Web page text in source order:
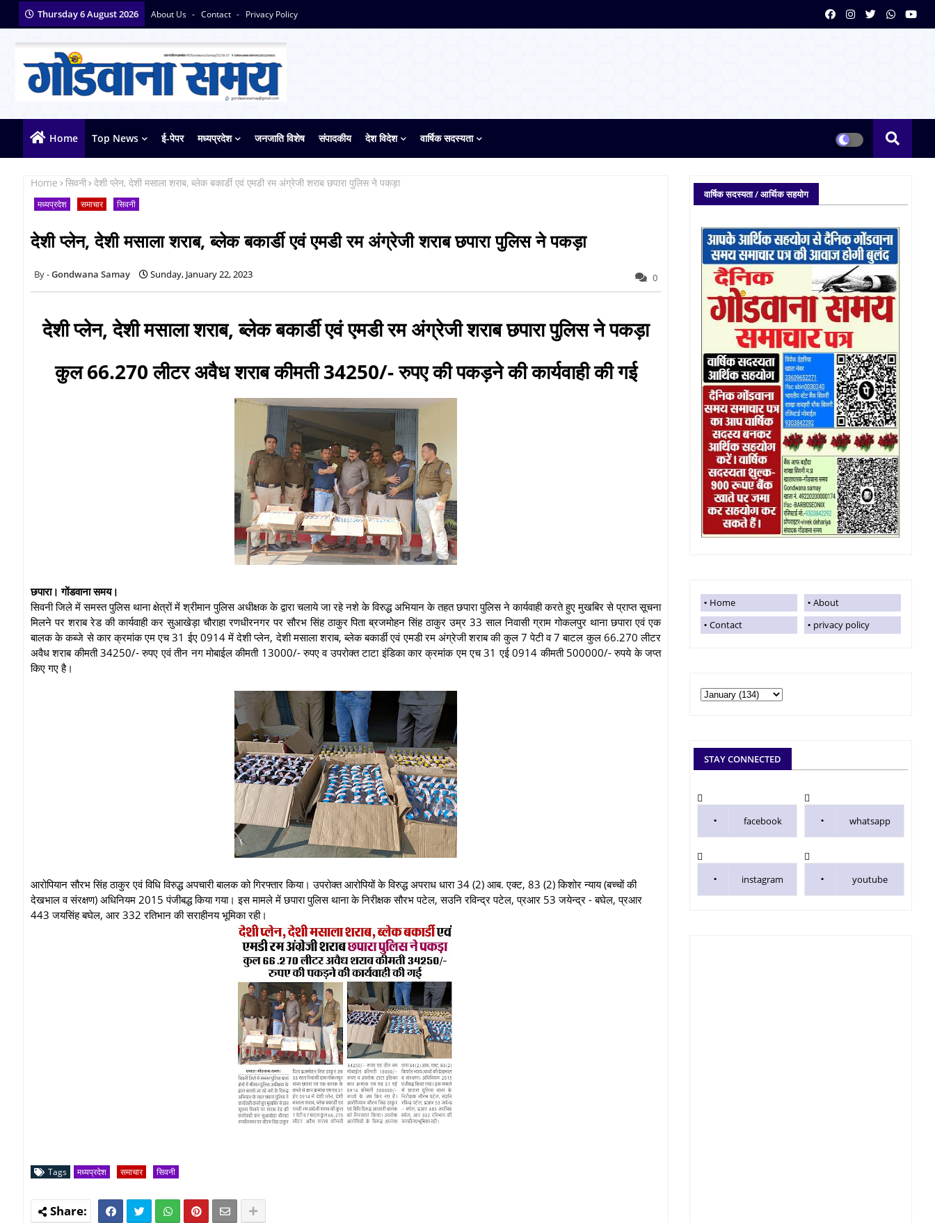
Thursday 6 August 2026 About Us Contact Privacy Policy
Home Top News ई-पेपर मध्यप्रदेश जनजाति विशेष संपादकीय देश विदेश वार्षिक सदस्यता
Home सिवनी देशी प्लेन, देशी मसाला शराब, ब्लेक बकार्डी एवं एमडी रम अंग्रेजी शराब छपारा पुलिस ने पकड़ा
मध्यप्रदेश समाचार सिवनी
देशी प्लेन, देशी मसाला शराब, ब्लेक बकार्डी एवं एमडी रम अंग्रेजी शराब छपारा पुलिस ने पकड़ा
Gondwana Samay Sunday, January 22, 2023 0
देशी प्लेन, देशी मसाला शराब, ब्लेक बकार्डी एवं एमडी रम अंग्रेजी शराब छपारा पुलिस ने पकड़ा
कुल 66.270 लीटर अवैध शराब कीमती 34250/- रुपए की पकड़ने की कार्यवाही की गई
छपारा। गोंडवाना समय।
सिवनी जिले में समस्त पुलिस थाना क्षेत्रों में श्रीमान पुलिस अधीक्षक के द्वारा चलाये जा रहे नशे के विरुद्ध अभियान के तहत छपारा पुलिस ने कार्यवाही करते हुए मुखबिर से प्राप्त सूचना
मिलने पर शराब रेड की कार्यवाही कर सुआखेड़ा चौराहा रणधीरनगर पर सौरभ सिंह ठाकुर पिता ब्रजमोहन सिंह ठाकुर उम्र 33 साल निवासी ग्राम गोकलपुर थाना छपारा एवं एक
बालक के कब्जे से कार क्रमांक एम एच 31 ईए 0914 में देशी प्लेन, देशी मसाला शराब, ब्लेक बकार्डी एवं एमडी रम अंग्रेजी शराब की कुल 7 पेटी व 7 बाटल कुल 66.270 लीटर
अवैध शराब कीमती 34250/- रुपए एवं तीन नग मोबाईल कीमती 13000/- रुपए व उपरोक्त टाटा इंडिका कार क्रमांक एम एच 31 एई 0914 कीमती 500000/- रुपये के जप्त
किए गए है।
आरोपियान सौरभ सिंह ठाकुर एवं विधि विरुद्ध अपचारी बालक को गिरफ्तार किया। उपरोक्त आरोपियों के विरुद्ध अपराध धारा 34 (2) आब. एक्ट, 83 (2) किशोर न्याय (बच्चों की
देखभाल व संरक्षण) अधिनियम 2015 पंजीबद्ध किया गया। इस मामले में छपारा पुलिस थाना के निरीक्षक सौरभ पटेल, सउनि रविन्द्र पटेल, प्रआर 53 जयेन्द्र - बघेल, प्रआर
443 जयसिंह बघेल, आर 332 रतिभान की सराहीनय भूमिका रही।
Tags मध्यप्रदेश समाचार सिवनी
वार्षिक सदस्यता / आर्थिक सहयोग
Home
About
Contact
privacy policy
STAY CONNECTED
facebook whatsapp
instagram youtube